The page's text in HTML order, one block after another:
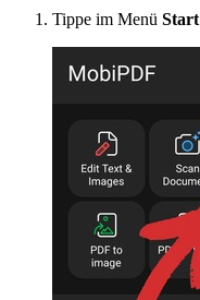
Tippe im Menü Start